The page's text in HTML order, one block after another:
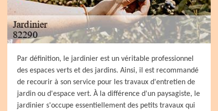
Par définition, le jardinier est un véritable professionnel
des espaces verts et des jardins. Ainsi, il est recommandé
de recourir à son service pour les travaux d'entretien de
jardin ou d'espace vert. À la différence d'un paysagiste, le
jardinier s'occupe essentiellement des petits travaux qui